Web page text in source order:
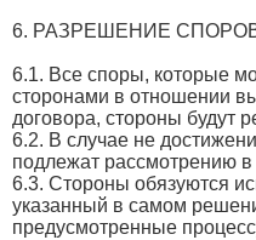
6. РАЗРЕШЕНИЕ
6.1. Все споры, которые
сторонами в отношении
договора, стороны будут
6.2. В случае не
подлежат рассмотрению в
6.3. Стороны обязуются
указанный в самом
предусмотренные